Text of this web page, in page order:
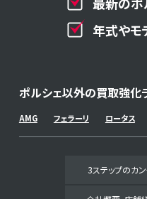
年式やモ
ポルシェ以外の買取強化
AMG フェラーリ ロータス
3ステップのカ